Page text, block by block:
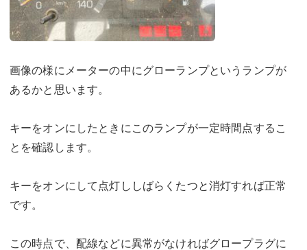
画像の様にメーターの中にグローランプというランプが
あるかと思います。
キーをオンにしたときにこのランプが一定時間点するこ
とを確認します。
キーをオンにして点灯ししばらくたつと消灯すれば正常
です。
この時点で、配線などに異常がなければグロープラグに